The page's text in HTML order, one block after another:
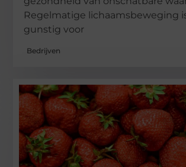
Regelmatige lichaamsbeweging
gunstig voor
Bedrijven